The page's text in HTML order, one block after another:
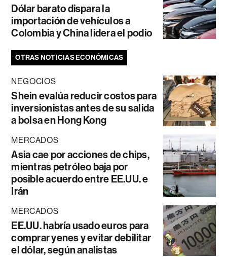
Dólar barato dispara la
importación de vehículos a
Colombia y China lidera el podio
OTRAS NOTICIAS ECONÓMICAS
NEGOCIOS
Shein evalúa reducir costos para
inversionistas antes de su salida
a bolsa en Hong Kong
MERCADOS
Asia cae por acciones de chips,
mientras petróleo baja por
posible acuerdo entre EE.UU. e
Irán
MERCADOS
EE.UU. habría usado euros para
comprar yenes y evitar debilitar
el dólar, según analistas